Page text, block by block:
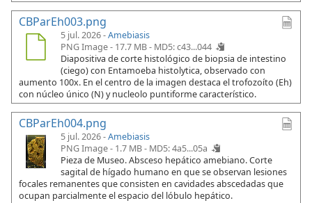
CBParEh003.png
5 jul. 2026 -Amebiasis
PNG Image - 17.7 MB - MD5: c43...044
Diapositiva de corte histológico de biopsia de intestino
(ciego) con Entamoeba histolytica, observado con
aumento 100x. En el centro de la imagen destaca el trofozoíto (Eh)
con núcleo único (N) y nucleolo puntiforme característico.
CBParEh004.png
5 jul. 2026 -Amebiasis
PNG Image - 1.7 MB - MD5: 4a5...05a
Pieza de Museo. Absceso hepático amebiano. Corte
sagital de hígado humano en que se observan lesiones
focales remanentes que consisten en cavidades abscedadas que
ocupan parcialmente el espacio del lóbulo hepático.